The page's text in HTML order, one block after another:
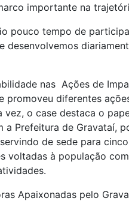
importante na
pouco tempo de
nas Ações de
promoveu diferentes
o case destaca o
Prefeitura de Gravataí,
de sede para
voltadas à população
Apaixonadas pelo